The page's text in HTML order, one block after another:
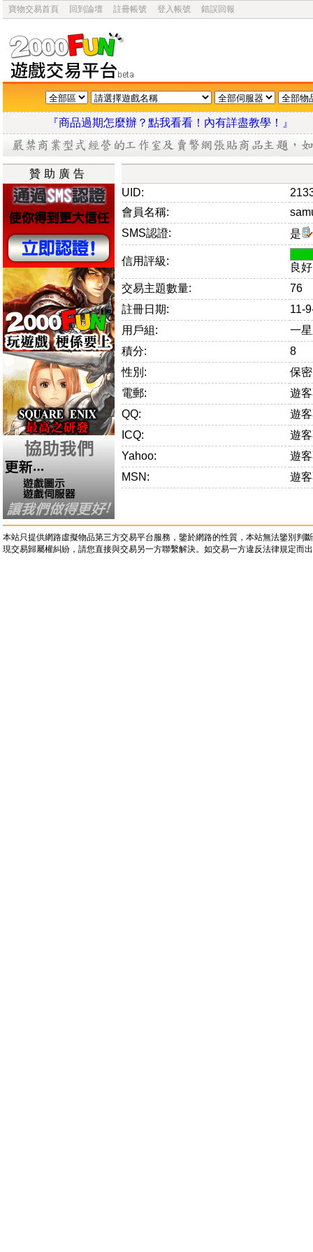
寶物交易首頁 回到論壇 註冊帳號 登入帳號 錯誤回報
『商品過期怎麼辦？點我看看！內有詳盡教學
贊助廣告
UID:
會員名稱:
SMS認證:
是
信用評級:
良
交易主題數量:
76
註冊日期:
11-
用戶組:
一
積分:
8
性別:
保密
電郵:
遊
QQ:
遊
ICQ:
遊
Yahoo:
遊
MSN:
遊
本站只提供網路虛擬物品第三方交易平台服務，鑒於網路的性質，本站無法鑒別
現交易歸屬權糾紛，請您直接與交易另一方聯繫解決。如交易一方違反法律規定